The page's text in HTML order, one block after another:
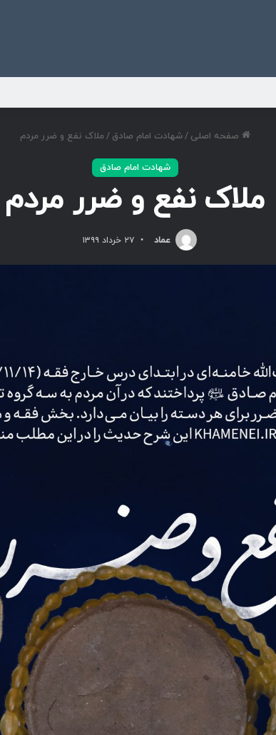
صفحه اصلی /شهادت امام صادق /ملاک نفع و ضرر مردم
شهادت امام صادق
ملاک نفع و ضرر مردم
عماد ۲۷ خرداد ۱۳۹۹